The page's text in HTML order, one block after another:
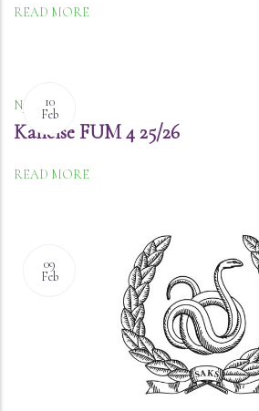
READ MORE
10
Feb
Nyheter
Kallelse FUM 4 25/26
READ MORE
09
Feb